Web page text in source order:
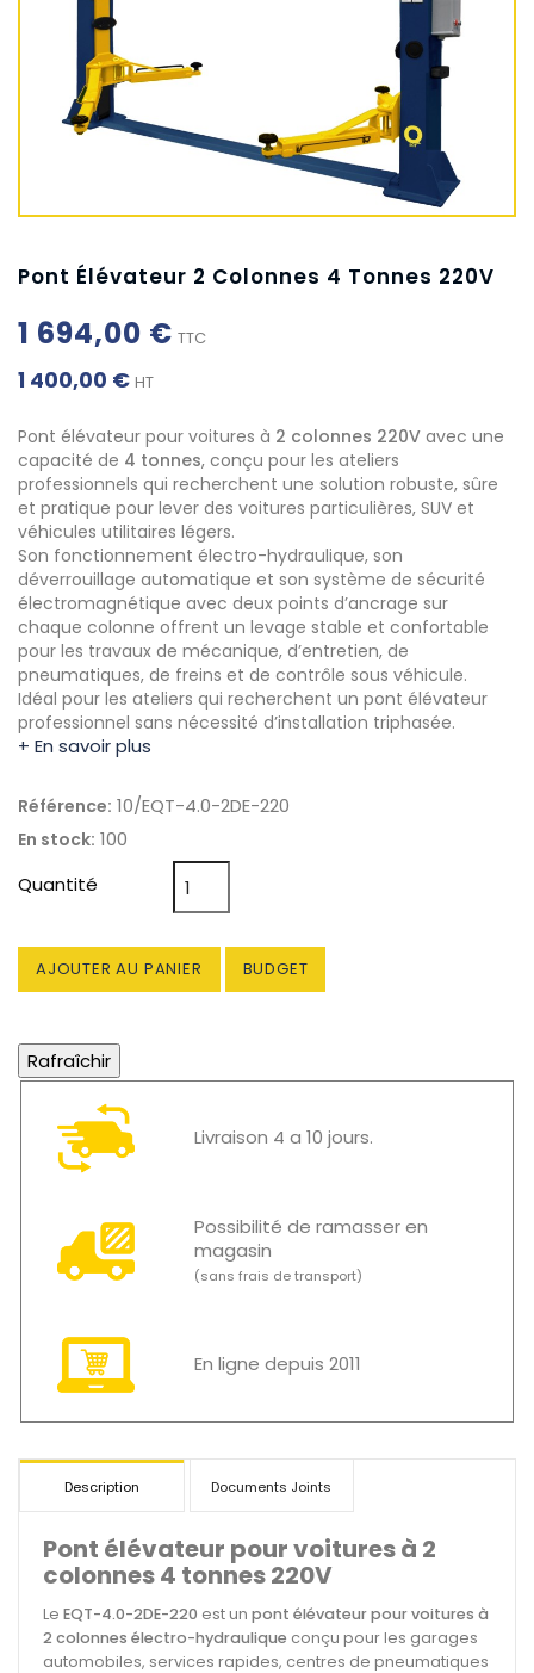
Pont Élévateur 2 Colonnes 4 Tonnes 220V
1 694,00 € TTC
1 400,00 € HT
Pont élévateur pour voitures à 2 colonnes 220V avec une
capacité de 4 tonnes, conçu pour les ateliers
professionnels qui recherchent une solution robuste, sûre
et pratique pour lever des voitures particulières, SUV et
véhicules utilitaires légers.
Son fonctionnement électro-hydraulique, son
déverrouillage automatique et son système de sécurité
électromagnétique avec deux points d’ancrage sur
chaque colonne offrent un levage stable et confortable
pour les travaux de mécanique, d’entretien, de
pneumatiques, de freins et de contrôle sous véhicule.
Idéal pour les ateliers qui recherchent un pont élévateur
professionnel sans nécessité d’installation triphasée.
+ En savoir plus
Référence: 10/EQT-4.0-2DE-220
En stock: 100
Quantité
AJOUTER AU PANIER BUDGET
Livraison 4 a 10 jours.
Possibilité de ramasser en
magasin
(sans frais de transport)
En ligne depuis 2011
Description Documents Joints
Pont élévateur pour voitures à 2
colonnes 4 tonnes 220V
Le EQT-4.0-2DE-220 est un pont élévateur pour voitures à
2 colonnes électro-hydraulique conçu pour les garages
automobiles, services rapides, centres de pneumatiques